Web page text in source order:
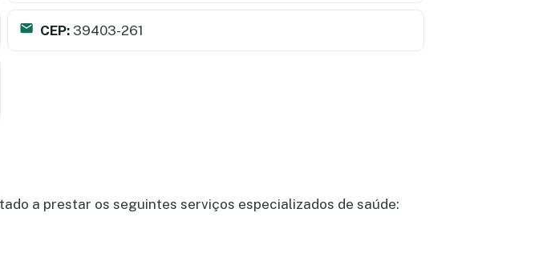
CEP: 39403-261
a prestar os seguintes serviços especializados de saúde: